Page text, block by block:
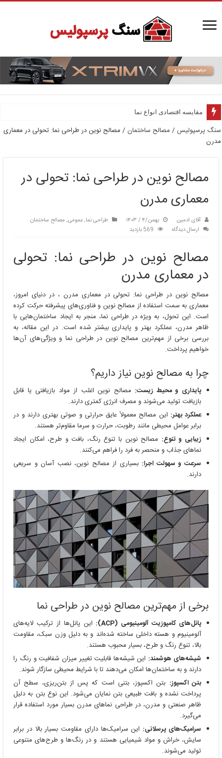
مقایسه اقتصادی انواع نما
سنگ پرسپولیس/ مصالح ساختمان/ مصالح نوین در طراحی نما: تحولی در معماری
مدرن
مصالح نوین در طراحی نما: تحولی در
معماری مدرن
آقای ادمین بهمن/۴ / ۱۴۰۳ طراحی نما,عمومی, مصالح ساختمان
ارسال دیدگاه
569 بازدید
مصالح نوین در طراحی نما: تحولی
در معماری مدرن
مصالح نوین در طراحی نما: تحولی در معماری مدرن ، در دنیای امروز،
معماری به سمت استفاده از مصالح نوین و فناوری‌های پیشرفته حرکت کرده
است. این تحول، به ویژه در طراحی نما، منجر به ایجاد ساختمان‌هایی با
ظاهر مدرن، عملکرد بهتر و پایداری بیشتر شده است. در این مقاله، به
بررسی برخی از مهم‌ترین مصالح نوین در طراحی نما و ویژگی‌های آن‌ها
خواهیم پرداخت.
چرا به مصالح نوین نیاز داریم؟
پایداری و محیط زیست: مصالح نوین اغلب از مواد بازیافتی یا قابل
بازیافت تولید می‌شوند و مصرف انرژی کمتری دارند.
عملکرد بهتر: این مصالح معمولاً عایق حرارتی و صوتی بهتری دارند و در
برابر عوامل محیطی مانند رطوبت، حرارت و سرما مقاوم‌تر هستند.
زیبایی و تنوع: مصالح نوین با تنوع رنگ، بافت و طرح، امکان ایجاد
نماهای جذاب و منحصر به فرد را فراهم می‌کنند.
سرعت و سهولت اجرا: بسیاری از مصالح نوین، نصب آسان و سریعی
دارند.
برخی از مهم‌ترین مصالح نوین در طراحی نما
پانل‌های کامپوزیت آلومینیومی (ACP):
این پانل‌ها از ترکیب لایه‌های
آلومینیوم و هسته داخلی ساخته شده‌اند و به دلیل وزن سبک، مقاومت
بالا، تنوع رنگ و طرح، بسیار محبوب هستند.
شیشه‌های هوشمند: این شیشه‌ها قابلیت تغییر میزان شفافیت و رنگ را
دارند و به ساختمان‌ها امکان می‌دهند تا با شرایط محیطی سازگار شوند.
بتن اکسپوز: بتن اکسپوز، بتنی است که پس از بتن‌ریزی، سطح آن
پرداخت نشده و بافت طبیعی بتن نمایان می‌شود. این نوع بتن به دلیل
ظاهر صنعتی و مدرن، در طراحی نماهای مدرن بسیار مورد استفاده قرار
می‌گیرد.
سرامیک‌های پرسلانی: این سرامیک‌ها دارای مقاومت بسیار بالا در برابر
سایش، خراش و مواد شیمیایی هستند و در رنگ‌ها و طرح‌های متنوعی
تولید می‌شوند.